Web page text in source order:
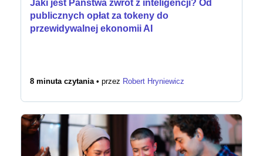
Jaki jest Państwa zwrot z inteligencji? Od
publicznych opłat za tokeny do
przewidywalnej ekonomii AI
8 minuta czytania • przez Robert Hryniewicz